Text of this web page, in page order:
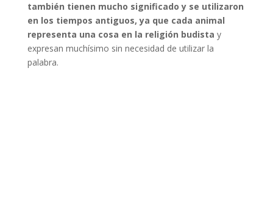
también tienen mucho significado y se utilizaron
en los tiempos antiguos, ya que cada animal
representa una cosa en la religión budista y
expresan muchísimo sin necesidad de utilizar la
palabra.